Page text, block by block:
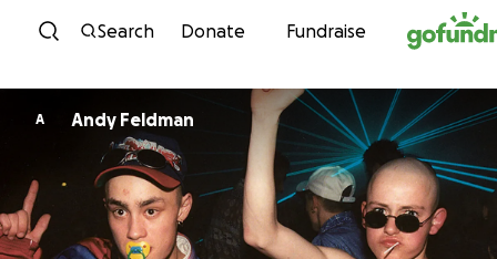
Skip to content
Search Donate Fundraise
A Andy Feldman